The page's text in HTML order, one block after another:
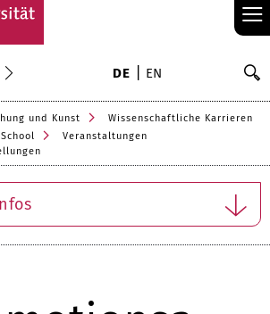
≡
DE EN
und Kunst
Wissenschaftliche Karrieren
Veranstaltungen